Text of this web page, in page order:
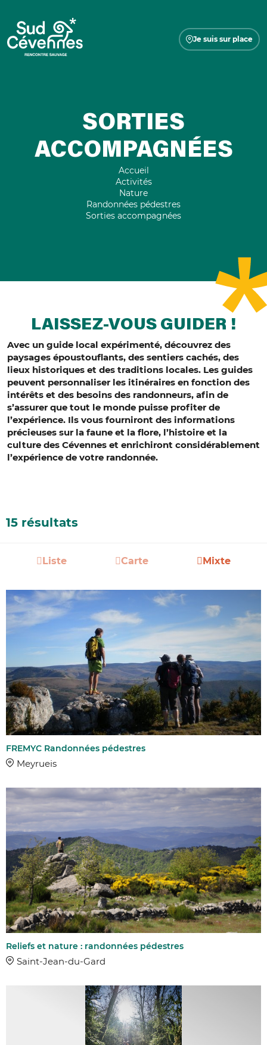
Je suis sur place
SORTIES
ACCOMPAGNÉES
Accueil
Activités
Nature
Randonnées pédestres
Sorties accompagnées
LAISSEZ-VOUS GUIDER !
Avec un guide local expérimenté, découvrez des
paysages époustouflants, des sentiers cachés, des
lieux historiques et des traditions locales. Les guides
peuvent personnaliser les itinéraires en fonction des
intérêts et des besoins des randonneurs, afin de
s’assurer que tout le monde puisse profiter de
l’expérience. Ils vous fourniront des informations
précieuses sur la faune et la flore, l’histoire et la
culture des Cévennes et enrichiront considérablement
l’expérience de votre randonnée.
15 résultats
Liste Carte Mixte
FREMYC Randonnées pédestres
Meyrueis
Reliefs et nature : randonnées pédestres
Saint-Jean-du-Gard